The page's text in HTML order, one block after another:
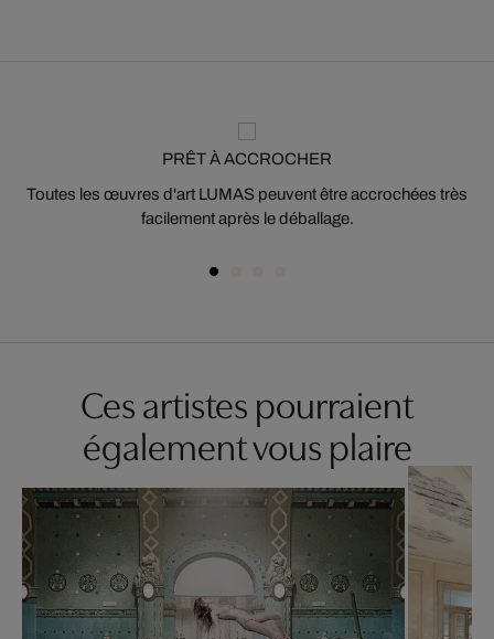
PRÊT À ACCROCHER
Toutes les œuvres d'art LUMAS peuvent être accrochées très
facilement après le déballage.
Ces artistes pourraient
également vous plaire